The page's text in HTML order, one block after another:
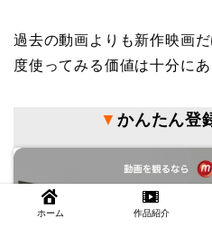
過去の動画よりも新作映画
度使ってみる価値は十分にあ
▼ かんたん登
ホーム 作品紹介